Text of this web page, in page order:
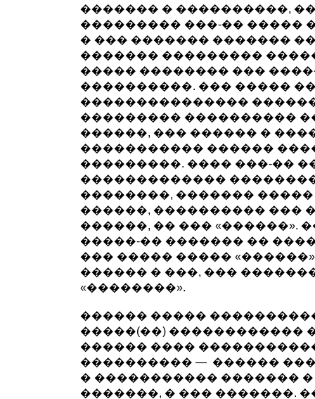
������� � ����������,
��������� ���-�� �����
� ��� ������� �������
������� ���������
����� �������� ���
����������. ��� �����
���������������
��������� ����������
������, ��� ������ �
����������� ������
���������. ���� ���-��
�������������
��������, �������
������, ���������� ���
������, �� ��� «������».
�����-�� ������� ��
��� ����� �����
������ � ���, ���
«��������».
������ �����
�����(��) ������������
������ ����
���������� — ������
� ����������� ������� �
�������, � ��� �������.